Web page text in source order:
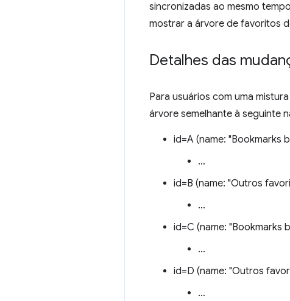
sincronizadas ao mesmo
mostrar a árvore de favoritos
Detalhes das
Para usuários com uma
árvore semelhante à seguinte
id=A (name: "Bookmarks
…
id=B (name: "Outros
…
id=C (name: "Bookmarks
…
id=D (name: "Outros
…